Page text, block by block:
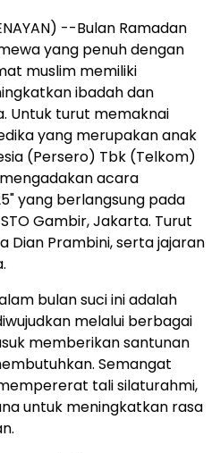
--Bulan Ramadan
yang penuh dengan
muslim memiliki
ibadah dan
Untuk turut memaknai
yang merupakan anak
(Persero) Tbk (Telkom)
acara
yang berlangsung pada
Gambir, Jakarta. Turut
Dian Prambini, serta jajaran
bulan suci ini adalah
melalui berbagai
memberikan santunan
Semangat
tali silaturahmi,
untuk meningkatkan rasa